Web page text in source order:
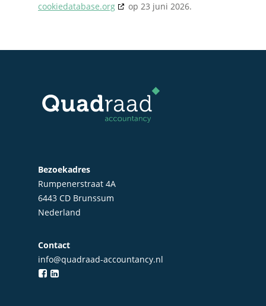
cookiedatabase.org
op 23 juni 2026.
Bezoekadres
Rumpenerstraat 4A
6443 CD Brunssum
Nederland
Contact
info@quadraad-accountancy.nl